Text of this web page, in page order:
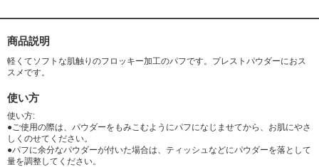
商品説明
軽くてソフトな肌触りのフロッキー加工のパフです。プレストパウダーにおス
スメです。
使い方
使い方:
●ご使用の際は、パウダーをもみこむようにパフになじませてから、お肌にやさ
しくのせてください。
●パフに余分なパウダーが付いた場合は、ティッシュなどにパウダーを落として
量を調整してください。